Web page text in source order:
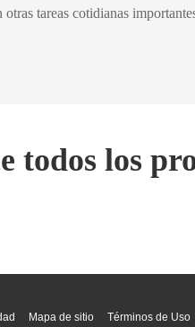
tareas cotidianas
todos los
Mapa de sitio Términos de Uso